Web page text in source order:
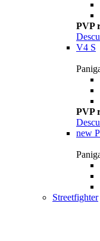
PVP
V4 S
PVP
new
Streetfighter